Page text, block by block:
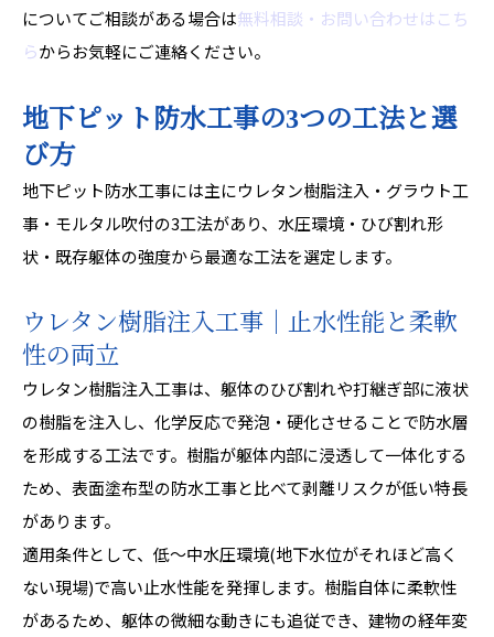
についてご相談がある場合は無料相談・お問い合わせはこち
らからお気軽にご連絡ください。
地下ピット防水工事の3つの工法と選
び方
地下ピット防水工事には主にウレタン樹脂注入・グラウト工
事・モルタル吹付の3工法があり、水圧環境・ひび割れ形
状・既存躯体の強度から最適な工法を選定します。
ウレタン樹脂注入工事｜止水性能と柔軟
性の両立
ウレタン樹脂注入工事は、躯体のひび割れや打継ぎ部に液状
の樹脂を注入し、化学反応で発泡・硬化させることで防水層
を形成する工法です。樹脂が躯体内部に浸透して一体化する
ため、表面塗布型の防水工事と比べて剥離リスクが低い特長
があります。
適用条件として、低〜中水圧環境(地下水位がそれほど高く
ない現場)で高い止水性能を発揮します。樹脂自体に柔軟性
があるため、躯体の微細な動きにも追従でき、建物の経年変